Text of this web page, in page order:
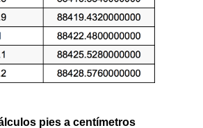
pies a centímetros